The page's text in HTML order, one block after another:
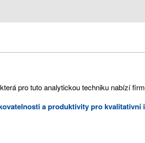
pro tuto analytickou techniku nabízí
a produktivity pro kvalitativní